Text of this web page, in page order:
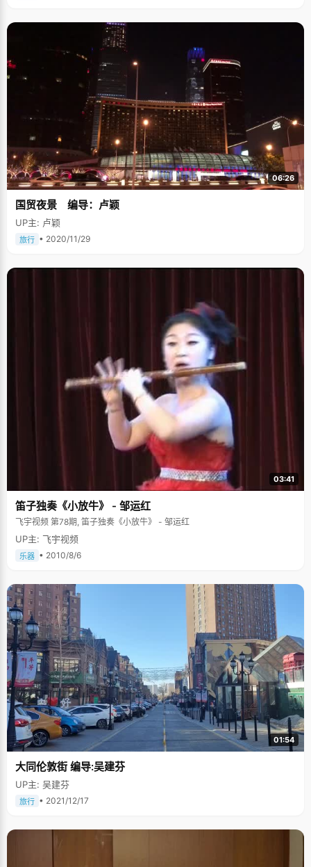
06:26
国贸夜景 编导：卢颖
UP主: 卢颖
旅行 • 2020/11/29
03:41
笛子独奏《小放牛》 - 邹运红
飞宇视频 第78期, 笛子独奏《小放牛》 - 邹运红
UP主: 飞宇视频
乐器 • 2010/8/6
01:54
大同伦敦街 编导:吴建芬
UP主: 吴建芬
旅行 • 2021/12/17